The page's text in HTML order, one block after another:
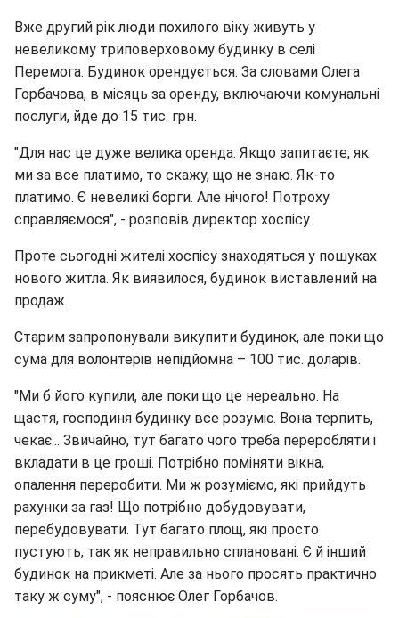
Вже другий рік люди похилого віку живуть у
невеликому триповерховому будинку в селі
Перемога. Будинок орендується. За словами Олега
Горбачова, в місяць за оренду, включаючи комунальні
послуги, йде до 15 тис. грн.
"Для нас це дуже велика оренда. Якщо запитаєте, як
ми за все платимо, то скажу, що не знаю. Як-то
платимо. Є невеликі борги. Але нічого! Потроху
справляємося", - розповів директор хоспісу.
Проте сьогодні жителі хоспісу знаходяться у пошуках
нового житла. Як виявилося, будинок виставлений на
продаж.
Старим запропонували викупити будинок, але поки що
сума для волонтерів непідйомна – 100 тис. доларів.
"Ми б його купили, але поки що це нереально. На
щастя, господиня будинку все розуміє. Вона терпить,
чекає... Звичайно, тут багато чого треба переробляти і
вкладати в це гроші. Потрібно поміняти вікна,
опалення переробити. Ми ж розуміємо, які прийдуть
рахунки за газ! Що потрібно добудовувати,
перебудовувати. Тут багато площ, які просто
пустують, так як неправильно сплановані. Є й інший
будинок на прикметі. Але за нього просять практично
таку ж суму", - пояснює Олег Горбачов.